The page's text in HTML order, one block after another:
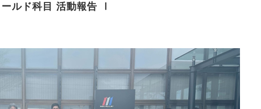
ルド科目 活動報告 Ⅰ
国際連携
KBSメディア
賛助員
受講方法